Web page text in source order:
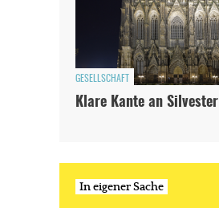
GESELLSCHAFT
Klare Kante an Silvester
In eigener Sache